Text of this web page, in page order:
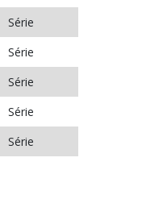
Série
Série
Série
Série
Série